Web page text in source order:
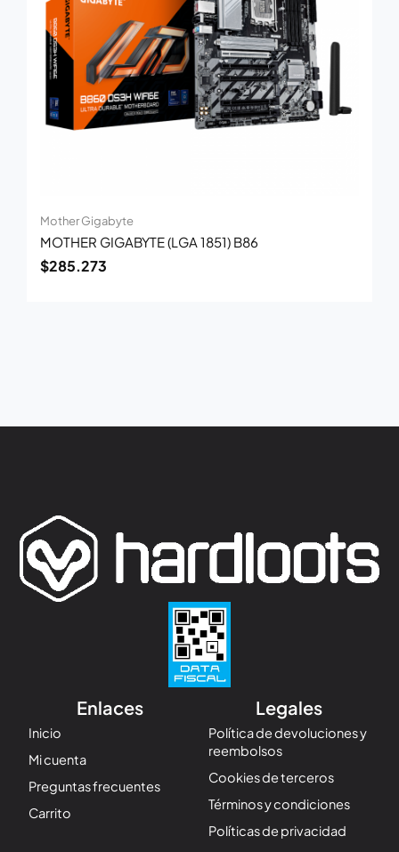
Mother Gigabyte
MOTHER GIGABYTE (LGA 1851) B86
$285.273
Enlaces
Inicio
Mi cuenta
Preguntas frecuentes
Carrito
Legales
Política de devoluciones y
reembolsos
Cookies de terceros
Términos y condiciones
Políticas de privacidad